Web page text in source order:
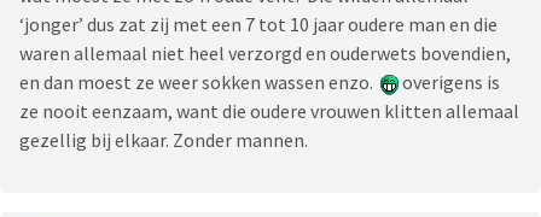
‘jonger’ dus zat zij met een 7 tot 10 jaar oudere man en die
waren allemaal niet heel verzorgd en ouderwets bovendien,
en dan moest ze weer sokken wassen enzo.
overigens is
ze nooit eenzaam, want die oudere vrouwen klitten allemaal
gezellig bij elkaar. Zonder mannen.